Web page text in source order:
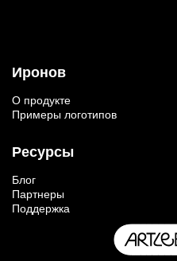
Иронов
О продукте
Примеры логотипов
Ресурсы
Блог
Партнеры
Поддержка